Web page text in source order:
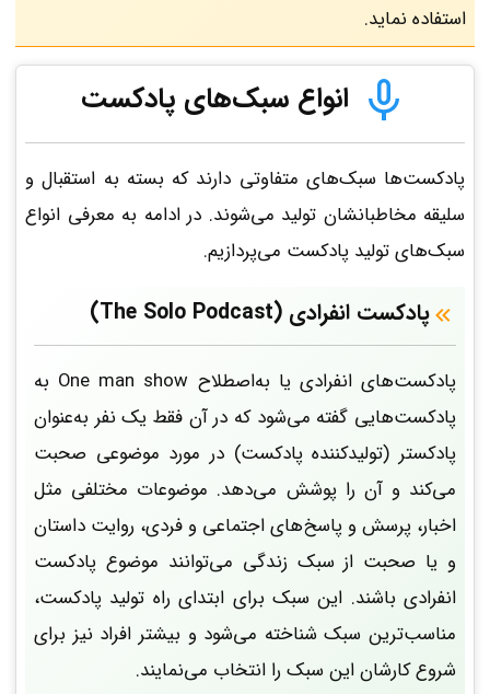
استفاده نماید.
انواع سبک‌های پادکست
پادکست‌ها سبک‌های متفاوتی دارند که بسته به استقبال و
سلیقه مخاطبانشان تولید می‌شوند. در ادامه به معرفی انواع
سبک‌های تولید پادکست می‌پردازیم.
پادکست انفرادی (The Solo Podcast)
پادکست‌های انفرادی یا به‌اصطلاح One man show به
پادکست‌هایی گفته می‌شود که در آن فقط یک نفر به‌عنوان
پادکستر (تولیدکننده پادکست) در مورد موضوعی صحبت
می‌کند و آن را پوشش می‌دهد. موضوعات مختلفی مثل
اخبار، پرسش و پاسخ‌های اجتماعی و فردی، روایت داستان
و یا صحبت از سبک زندگی می‌توانند موضوع پادکست
انفرادی باشند. این سبک برای ابتدای راه تولید پادکست،
مناسب‌ترین سبک شناخته می‌شود و بیشتر افراد نیز برای
شروع کارشان این سبک را انتخاب می‌نمایند.